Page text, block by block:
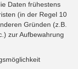
Daten frühestens
(in der Regel 10
Gründen (z.B.
zur Aufbewahrung